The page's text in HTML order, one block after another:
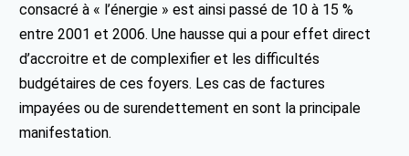
consacré à « l’énergie » est ainsi passé de 10 à 15 %
entre 2001 et 2006. Une hausse qui a pour effet direct
d’accroitre et de complexifier et les difficultés
budgétaires de ces foyers. Les cas de factures
impayées ou de surendettement en sont la principale
manifestation.